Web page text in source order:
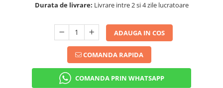
Durata de livrare: Livrare intre 2 si 4 zile lucratoare
ADAUGA IN COS
COMANDA RAPIDA
COMANDA PRIN WHATSAPP